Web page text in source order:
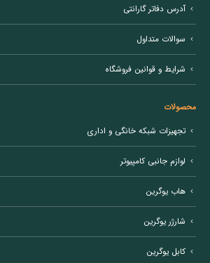
آدرس دفاتر گارانتی
سوالات متداول
شرایط و قوانین فروشگاه
محصولات
تجهیزات شبکه خانگی و اداری
لوازم جانبی کامپیوتر
هاب یوگرین
شارژر یوگرین
کابل یوگرین